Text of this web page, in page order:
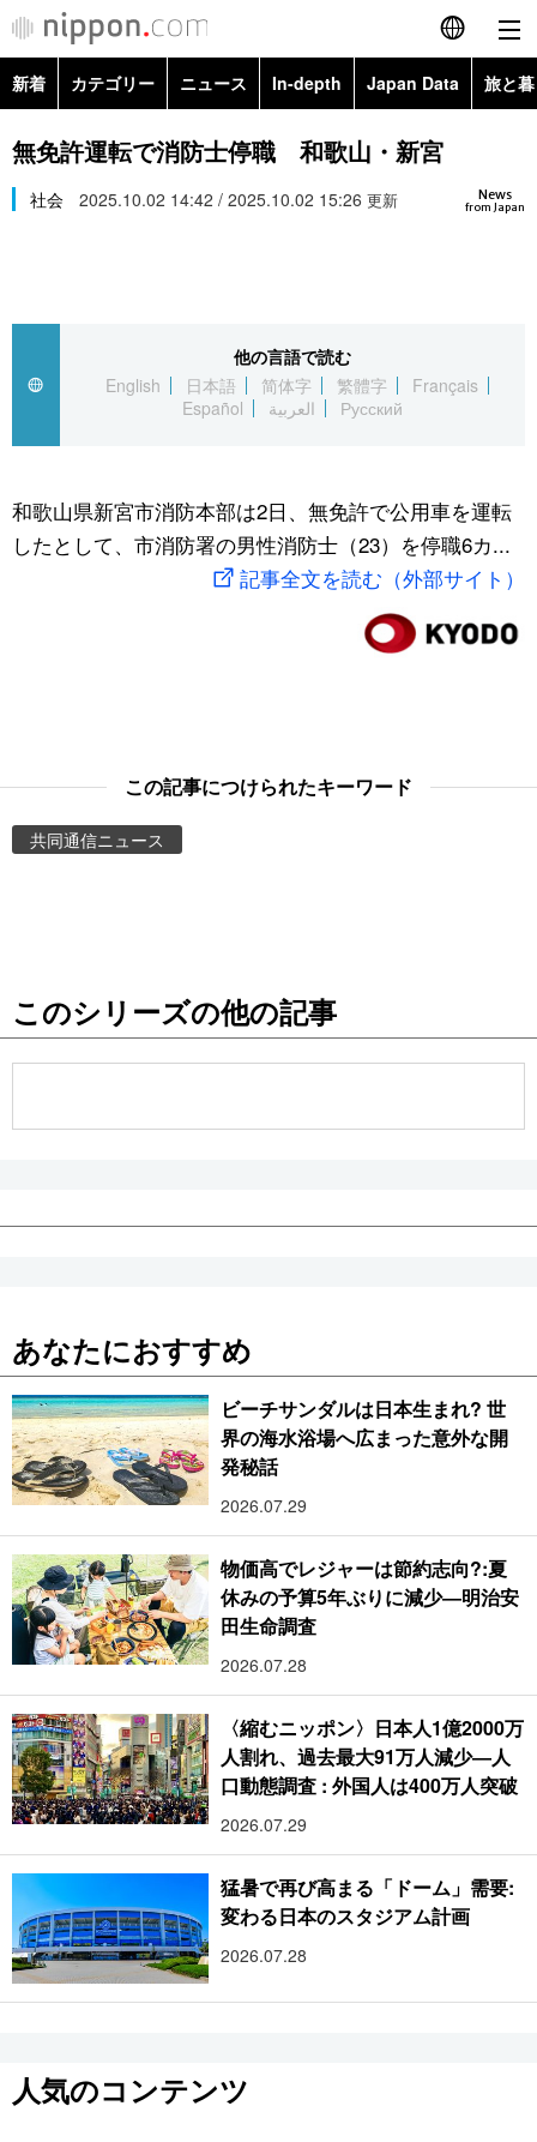
English
简体字
繁體字
العربية
社会
スポーツ・東京2020
旅と暮らし
Images
新着 カテゴリー ニュース In-depth Japan Data 旅と
政治・外交
経済・ビジネス
社会
文化
科学・技術
暮らし
Topics
Images
お知らせ
無免許運転で消防士停職 和歌山・新宮
News
from Japan
社会 2025.10.02 14:42 / 2025.10.02 15:26 更新
他の言語で読む
English
日本語 简体字 繁體字
Français
Español
العربية Русский
和歌山県新宮市消防本部は2日、無免許で公用車を運転
したとして、市消防署の男性消防士（23）を停職6カ...
記事全文を読む（外部サイト）
この記事につけられたキーワード
共同通信ニュース
このシリーズの他の記事
あなたにおすすめ
ビーチサンダルは日本生まれ? 世
界の海水浴場へ広まった意外な開
発秘話
2026.07.29
物価高でレジャーは節約志向?:夏
休みの予算5年ぶりに減少―明治安
田生命調査
2026.07.28
〈縮むニッポン〉日本人1億2000万
人割れ、過去最大91万人減少―人
口動態調査 : 外国人は400万人突破
2026.07.29
猛暑で再び高まる「ドーム」需要:
変わる日本のスタジアム計画
2026.07.28
人気のコンテンツ